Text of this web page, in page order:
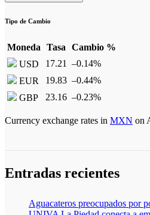
Tipo de Cambio
Moneda Tasa
Cambio %
USD
17.21 –0.14%
EUR
19.83 –0.44%
GBP
23.16 –0.23%
Currency exchange rates in MXN on
Entradas recientes
Aguacateros preocupados por